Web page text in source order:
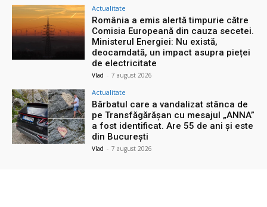
Actualitate
România a emis alertă timpurie către
Comisia Europeană din cauza secetei.
Ministerul Energiei: Nu există,
deocamdată, un impact asupra pieței
de electricitate
Vlad - 7 august 2026
Actualitate
Bărbatul care a vandalizat stânca de
pe Transfăgărășan cu mesajul „ANNA”
a fost identificat. Are 55 de ani și este
din București
Vlad - 7 august 2026